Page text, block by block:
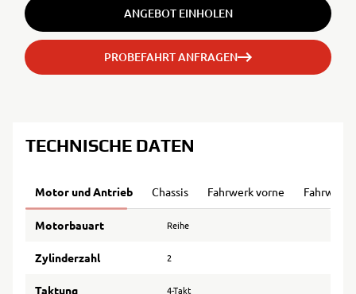
ANGEBOT EINHOLEN
PROBEFAHRT ANFRAGEN
TECHNISCHE DATEN
Motor und Antrieb Chassis Fahrwerk vorne Fahrwerk
Motorbauart Reihe
Zylinderzahl 2
Taktung 4-Takt